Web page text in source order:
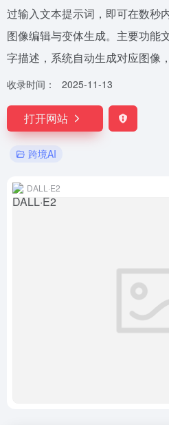
过输入文本提示词，即可在数秒
图像编辑与变体生成。主要功能
字描述，系统自动生成对应图像
收录时间： 2025-11-13
打开网站
跨境AI
DALL·E2